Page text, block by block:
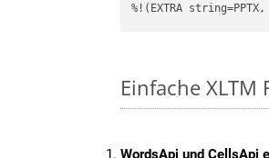
%!(EXTRA
Einfache XLTM
WordsApi und CellsApi